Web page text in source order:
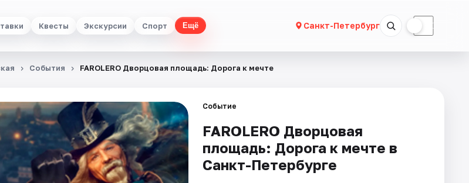
Квесты Экскурсии Спорт Ещё Санкт-Петербург ☾
События FAROLERO Дворцовая площадь: Дорога к мечте
Событие
FAROLERO Дворцовая
площадь: Дорога к мечте в
Санкт-Петербурге